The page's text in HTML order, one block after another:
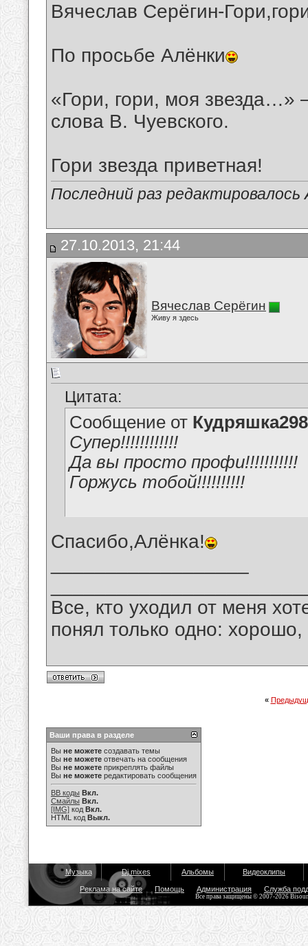
Вячеслав Серёгин-
По просьбе Алёнки
«Гори, гори, моя звезда…»
слова В. Чуевского.
Гори звезда приветная!
Последний раз
27.10.2013, 21:44
Вячеслав Серёгин
Живу я здесь
Цитата:
Сообщение от Кудряшка298
Супер!!!!!!!!!!!!
Да вы просто профи!!!!!!!!!!!
Горжусь тобой!!!!!!!!!!
Спасибо,Алёнка!
Все, кто уходил от меня
понял только одно:
«
Ваши права в разделе
Вы не можете создавать темы
Вы не можете отвечать на сообщения
Вы не можете прикреплять файлы
Вы не можете редактировать сообщения
BB коды Вкл.
Смайлы Вкл.
[IMG] код Вкл.
HTML код Выкл.
Музыка Dj mixes Альбомы Видеоклипы
Реклама на сайте Помощь Администрация Служба
Все права защищены © 2007-2026